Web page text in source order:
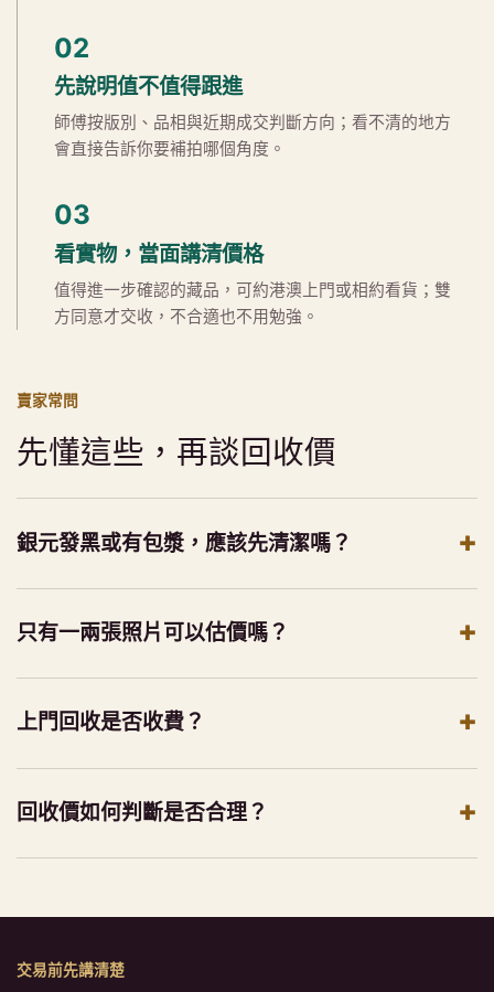
02
先說明值不值得跟進
師傅按版別、品相與近期成交判斷方向；看不清的地方
會直接告訴你要補拍哪個角度。
03
看實物，當面講清價格
值得進一步確認的藏品，可約港澳上門或相約看貨；雙
方同意才交收，不合適也不用勉強。
賣家常問
先懂這些，再談回收價
銀元發黑或有包漿，應該先清潔嗎？
只有一兩張照片可以估價嗎？
上門回收是否收費？
回收價如何判斷是否合理？
交易前先講清楚